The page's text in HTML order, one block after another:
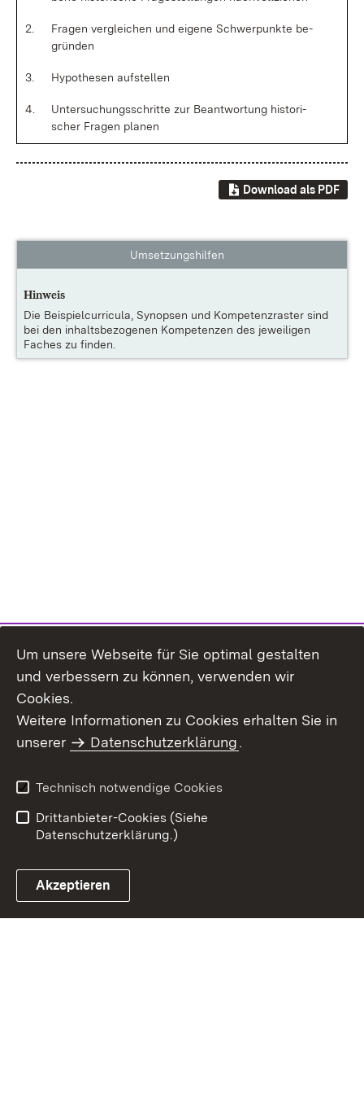
2.
Fra­gen ver­glei­chen und ei­ge­ne Schwer­punk­te be­
grün­den
3. Hy­po­the­sen auf­stel­len
4.
Un­ter­su­chungs­schrit­te zur Be­ant­wor­tung his­to­ri­
scher Fra­gen pla­nen
Download als PDF
Umsetzungshilfen
Hinweis
Die Beispielcurricula, Synopsen und Kompetenzraster sind
bei den inhaltsbezogenen Kompetenzen des jeweiligen
Faches zu finden.
Um unsere Webseite für Sie optimal gestalten
und verbessern zu können, verwenden wir
Cookies.
Weitere Informationen zu Cookies erhalten Sie in
unserer
Datenschutzerklärung.
Technisch notwendige Cookies
Drittanbieter-Cookies (Siehe
Datenschutzerklärung.)
Akzeptieren